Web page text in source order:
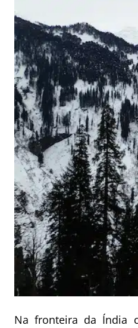
Na fronteira da Índia